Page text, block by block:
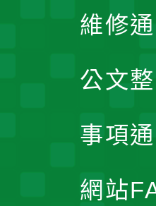
維修
公文
事項
網站